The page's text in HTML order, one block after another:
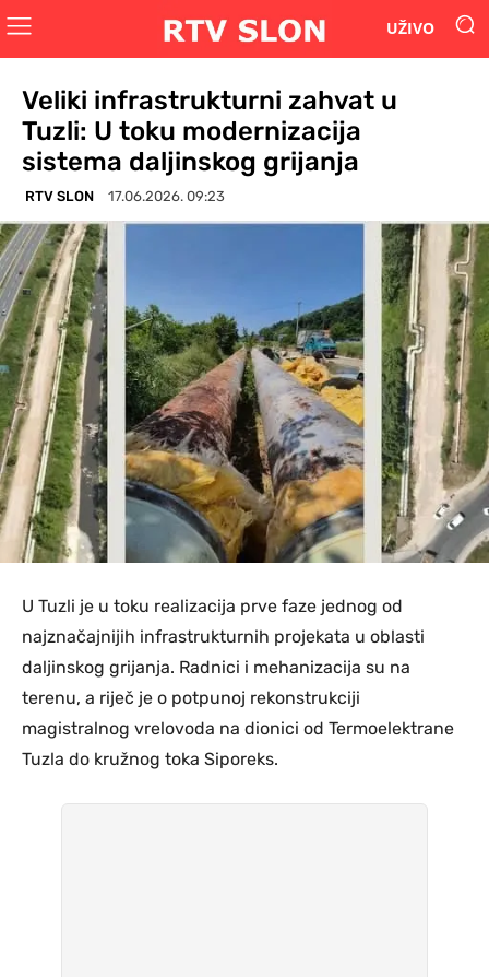
UŽIVO
Veliki infrastrukturni zahvat u
Tuzli: U toku modernizacija
sistema daljinskog grijanja
RTV SLON 17.06.2026. 09:23
U Tuzli je u toku realizacija prve faze jednog od
najznačajnijih infrastrukturnih projekata u oblasti
daljinskog grijanja. Radnici i mehanizacija su na
terenu, a riječ je o potpunoj rekonstrukciji
magistralnog vrelovoda na dionici od Termoelektrane
Tuzla do kružnog toka Siporeks.